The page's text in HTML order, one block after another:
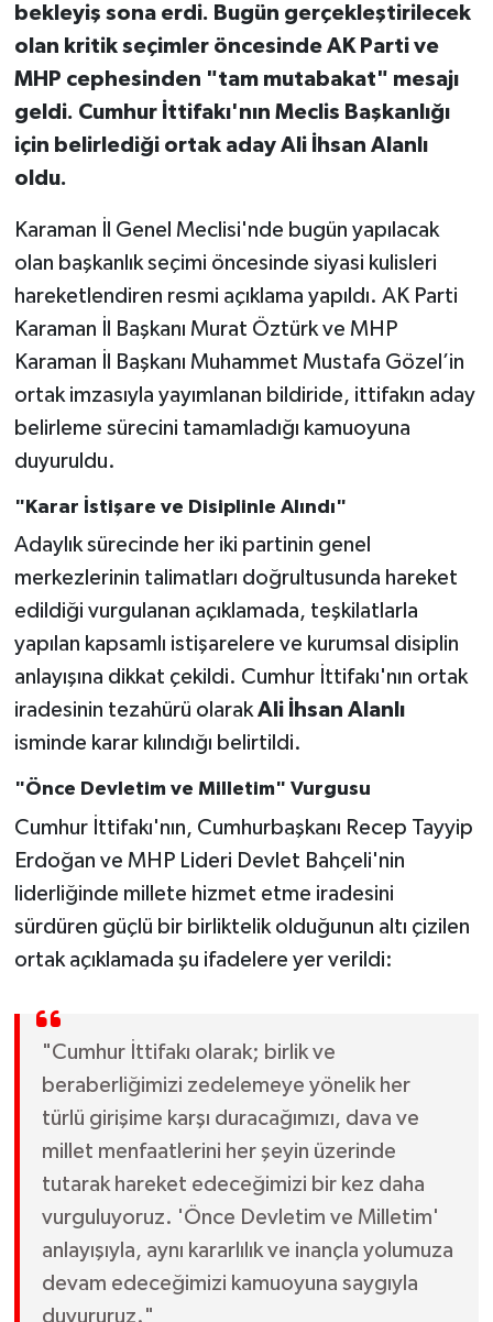
bekleyiş sona erdi. Bugün gerçekleştirilecek
olan kritik seçimler öncesinde AK Parti ve
MHP cephesinden "tam mutabakat" mesajı
geldi. Cumhur İttifakı'nın Meclis Başkanlığı
için belirlediği ortak aday Ali İhsan Alanlı
oldu.
Karaman İl Genel Meclisi'nde bugün yapılacak
olan başkanlık seçimi öncesinde siyasi kulisleri
hareketlendiren resmi açıklama yapıldı. AK Parti
Karaman İl Başkanı Murat Öztürk ve MHP
Karaman İl Başkanı Muhammet Mustafa Gözel’in
ortak imzasıyla yayımlanan bildiride, ittifakın aday
belirleme sürecini tamamladığı kamuoyuna
duyuruldu.
"Karar İstişare ve Disiplinle Alındı"
Adaylık sürecinde her iki partinin genel
merkezlerinin talimatları doğrultusunda hareket
edildiği vurgulanan açıklamada, teşkilatlarla
yapılan kapsamlı istişarelere ve kurumsal disiplin
anlayışına dikkat çekildi. Cumhur İttifakı'nın ortak
iradesinin tezahürü olarakAli İhsan Alanlı
isminde karar kılındığı belirtildi.
"Önce Devletim ve Milletim" Vurgusu
Cumhur İttifakı'nın, Cumhurbaşkanı Recep Tayyip
Erdoğan ve MHP Lideri Devlet Bahçeli'nin
liderliğinde millete hizmet etme iradesini
sürdüren güçlü bir birliktelik olduğunun altı çizilen
ortak açıklamada şu ifadelere yer verildi:
"Cumhur İttifakı olarak; birlik ve
beraberliğimizi zedelemeye yönelik her
türlü girişime karşı duracağımızı, dava ve
millet menfaatlerini her şeyin üzerinde
tutarak hareket edeceğimizi bir kez daha
vurguluyoruz. 'Önce Devletim ve Milletim'
anlayışıyla, aynı kararlılık ve inançla yolumuza
devam edeceğimizi kamuoyuna saygıyla
duyururuz."